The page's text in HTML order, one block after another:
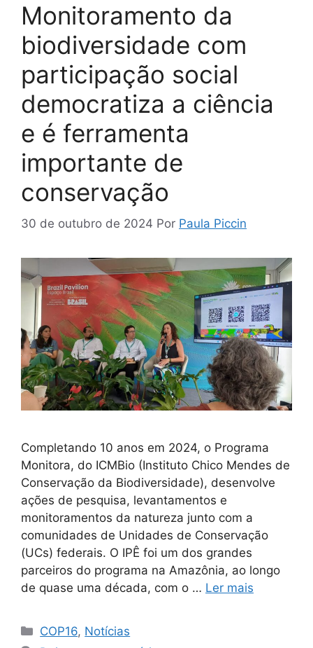
Monitoramento da
biodiversidade com
participação social
democratiza a ciência
e é ferramenta
importante de
conservação
30 de outubro de 2024 Por Paula Piccin
Completando 10 anos em 2024, o Programa
Monitora, do ICMBio (Instituto Chico Mendes de
Conservação da Biodiversidade), desenvolve
ações de pesquisa, levantamentos e
monitoramentos da natureza junto com a
comunidades de Unidades de Conservação
(UCs) federais. O IPÊ foi um dos grandes
parceiros do programa na Amazônia, ao longo
de quase uma década, com o … Ler mais
COP16, Notícias